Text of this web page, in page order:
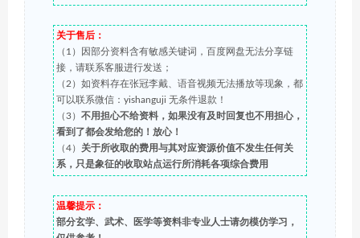
关于售后：
（1）因部分资料含有敏感关键词，百度网盘无法分享链
接，请联系客服进行发送；
（2）如资料存在张冠李戴、语音视频无法播放等现象，都
可以联系微信：yishanguji 无条件退款！
（3） 不用担心不给资料，如果没有及时回复也不用担心，
看到了都会发给您的！放心！
（4） 关于所收取的费用与其对应资源价值不发生任何关
系，只是象征的收取站点运行所消耗各项综合费用
温馨提示：
部分玄学、武术、医学等资料非专业人士请勿模仿学习，